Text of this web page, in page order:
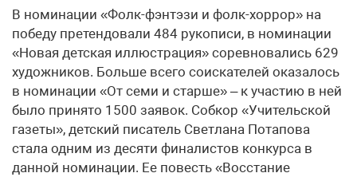
В номинации «Фолк-фэнтэзи и фолк-хоррор» на
победу претендовали 484 рукописи, в номинации
«Новая детская иллюстрация» соревновались 629
художников. Больше всего соискателей оказалось
в номинации «От семи и старше» – к участию в ней
было принято 1500 заявок. Собкор «Учительской
газеты», детский писатель Светлана Потапова
стала одним из десяти финалистов конкурса в
данной номинации. Ее повесть «Восстание